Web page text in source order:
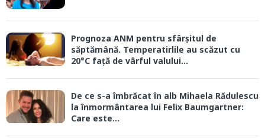
Prognoza ANM pentru sfârșitul de
săptămână. Temperatirlile au scăzut cu
20°C față de vârful valului...
De ce s-a îmbrăcat în alb Mihaela Rădulescu
la înmormântarea lui Felix Baumgartner:
Care este...